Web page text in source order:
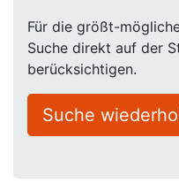
Für die größt-
Suche direkt auf der
berücksichtigen.
Suche